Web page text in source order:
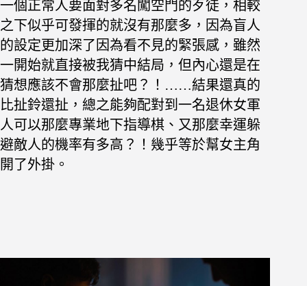
一個正常人要面對多名闖空門的歹徒，相較
之下似乎可發揮的就沒有那麼多，因為盲人
的設定更加深了因為看不見的緊張感，雖然
一開始就直接被我猜中結局，但內心還是在
猜想應該不會那麼扯吧？！……結果還真的
比扯鈴還扯，總之能夠配對到一名退休女軍
人可以那麼專業地下指導棋、又那麼幸運躲
避敵人的機率有多高？！幾乎等於幫女主角
開了外掛。